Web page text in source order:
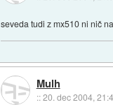
seveda tudi z mx510 ni nič
Mulh
::20. dec 2004,